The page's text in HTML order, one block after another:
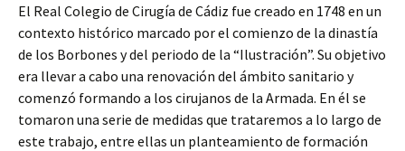
El Real Colegio de Cirugía de Cádiz fue creado en 1748 en un
contexto histórico marcado por el comienzo de la dinastía
de los Borbones y del periodo de la “Ilustración”. Su objetivo
era llevar a cabo una renovación del ámbito sanitario y
comenzó formando a los cirujanos de la Armada. En él se
tomaron una serie de medidas que trataremos a lo largo de
este trabajo, entre ellas un planteamiento de formación